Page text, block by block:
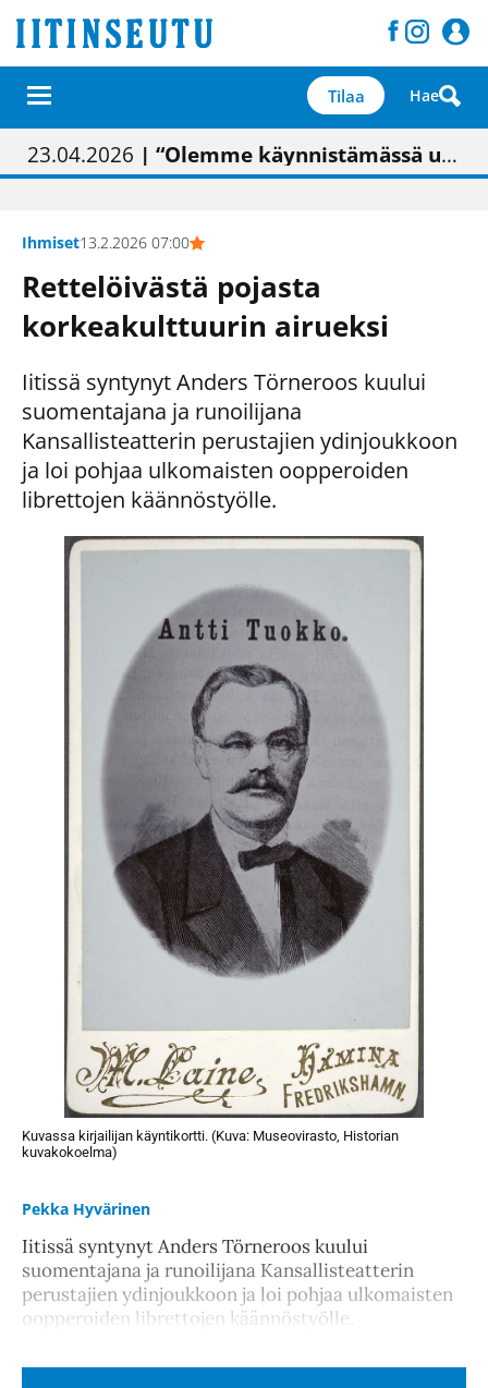
Tilaa Hae
01.02.2026 | Painon vaihtumisen pitäisi näkyä hieman parempana painojäljen laatuna lehdessä
05.02.2026 | Uudistettu kunnantalo on valoisa
23.04.2026 | “Olemme käynnistämässä uudelleen keskustavisiotyön”
09.05.2026| "Maalla on totuttu elämään omavaraisemmin kuin kaupungissa"
Ihmiset13.2.2026 07:00
Rettelöivästä pojasta
korkeakulttuurin airueksi
Iitissä syntynyt Anders Törneroos kuului
suomentajana ja runoilijana
Kansallisteatterin perustajien ydinjoukkoon
ja loi pohjaa ulkomaisten oopperoiden
librettojen käännöstyölle.
Kuvassa kirjailijan käyntikortti. (Kuva: Museovirasto, Historian
kuvakokoelma)
Pekka Hyvärinen
Iitissä syntynyt Anders Törneroos kuului
suomentajana ja runoilijana Kansallisteatterin
perustajien ydinjoukkoon ja loi pohjaa ulkomaisten
oopperoiden librettojen käännöstyölle.